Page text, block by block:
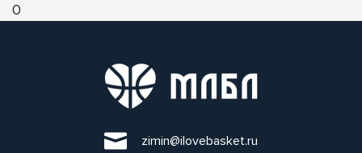
0
zimin@ilovebasket.ru